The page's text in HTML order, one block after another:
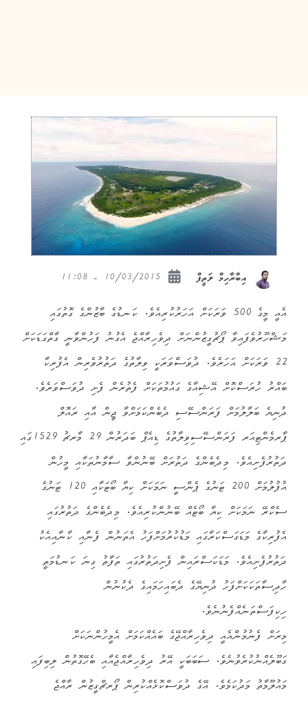
އިބްރާހިމް ލަތީފް
އެއީ މީގެ 500 ވަރަކަށް އަހަރުކުރިއެވެ. ކަނޑުގެ ބާޒުންގެ ގޮތުގައި
މަޝްހޫރުވެފައިވާ ޕޯޗުގީޒުންނަށް ދިވެހިރާއްޖެ އެގުނު ފަހުންވާނީ ގާތްގަޑަކަށް
22 ވަރަކަށް އަހަރެވެ. ދުވަސްވަރަކީ ވިލާތުގެ ދަތުރުވެރިން އެފުރިކާ
ބައްރު ހުރަސްކޮށް އޭޝިއާގެ ގައުމުތަކަށް ފެތުރެން ފެށި ދުވަސްވަރެވެ.
ދުނިޔެ ބަލާލުމަށް ފަރަންސޭސި ދެބެންކަމަށްވާ ޖީން އާއި ރައޮލް
ޕާރމެންޓިއަރ ފަރަންސޭސިވިލާތުގެ ޑިއެޕް ބަދަރުން 29 މާރޗު 1529ގައި
ދަތުރުފެށިއެވެ. މިދެބެންގެ ދަތުރަށް ބޭނުންވާ ސާމާނުތަކާއި މީހުން
އުފުލުމަށް 200 ޓަނުގެ ޕެންސީ ނަމަކަށް ކިޔާ ބޯޓަކާއި 120 ޓަނުގެ
ސެކްރޭ ނަމަކަށް ކިޔާ ބޯޓެއް ބޭނުންކުރިއެވެ. މިދެބެންގެ ދަތުރުގައި
އެފުރިކާގެ މަޑަގަސްކަރާގައި މަޑުކުރުމަށްފަހު އެތަނުން ފެނާއި ކާނާއިއެކު
ދަތުރުފެށިއެވެ. މަޑަކަސްރައިން ފެށިދަތުރުގައި ތަފާތު ގިނަ ކަނޑުމަތީ
ހާދިސާތަކަކަށްފަހު ދުނިޔޭގެ ދެބައިހަމައިގެ ދެކުނުން
ހިކިފަސްތަނެއްފެނުނެވެ.
މިރަށް ފެނުމުންއެއީ ދިވެހިރާއްޖޭގެ ބައެއްކަމަށް އެމީހުންނަކަށް
ގަބޫލެއްނުކުރެވުނެވެ. ސަބަބަކީ އޭރު ދިވެހިރާއްޖެއާއި ބެހޭގޮތުން ލިބިފައި
މައުލޫމާތު މަދުކަމެވެ. އޭގެ ދުވަސްކޮޅެއްކުރިން ޕޯރޗްގީޒުން ރާއްޖެ